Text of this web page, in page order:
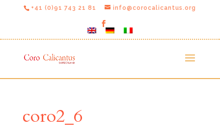
+41 (0)91 743 21 81 info@corocalicantus.org
coro2_6